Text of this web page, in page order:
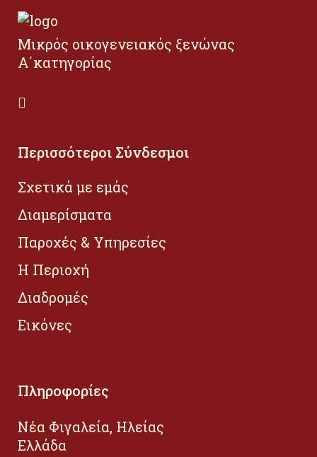
Μικρός οικογενειακός ξενώνας
Α΄κατηγορίας
Περισσότεροι Σύνδεσμοι
Σχετικά με εμάς
Διαμερίσματα
Παροχές & Υπηρεσίες
Η Περιοχή
Διαδρομές
Εικόνες
Πληροφορίες
Νέα Φιγαλεία, Ηλείας
Ελλάδα